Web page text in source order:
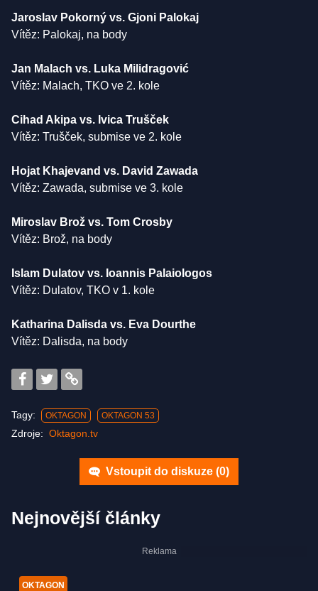
Jaroslav Pokorný vs. Gjoni Palokaj
Vítěz: Palokaj, na body
Jan Malach vs. Luka Milidragović
Vítěz: Malach, TKO ve 2. kole
Cihad Akipa vs. Ivica Trušček
Vítěz: Trušček, submise ve 2. kole
Hojat Khajevand vs. David Zawada
Vítěz: Zawada, submise ve 3. kole
Miroslav Brož vs. Tom Crosby
Vítěz: Brož, na body
Islam Dulatov vs. Ioannis Palaiologos
Vítěz: Dulatov, TKO v 1. kole
Katharina Dalisda vs. Eva Dourthe
Vítěz: Dalisda, na body
Tagy: OKTAGON OKTAGON 53
Zdroje: Oktagon.tv
Vstoupit do diskuze (0)
Nejnovější články
OKTAGON